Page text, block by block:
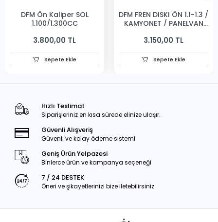
DFM Ön Kaliper SOL
1,100/1,300CC
3.800,00 TL
Sepete Ekle
DFM FREN DISKI ÖN 1.1-1.3 /
KAMYONET / PANELVAN
3.150,00 TL
Sepete Ekle
Hızlı Teslimat
Siparişleriniz en kısa sürede elinize ulaşır.
Güvenli Alışveriş
Güvenli ve kolay ödeme sistemi
Geniş Ürün Yelpazesi
Binlerce ürün ve kampanya seçeneği
7 / 24 DESTEK
Öneri ve şikayetlerinizi bize iletebilirsiniz.